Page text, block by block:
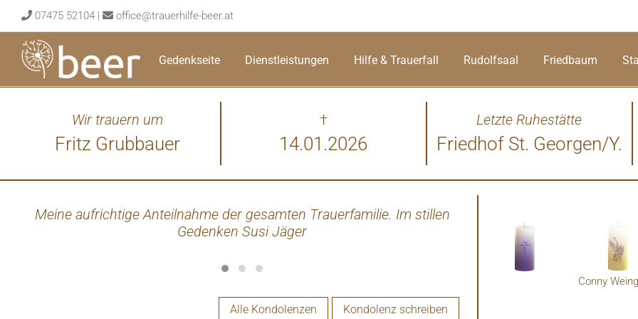
to
content
07475 52104 | office@trauerhilfe-beer.at
Gedenkseite Dienstleistungen Hilfe & Trauerfall Rudolfsaal Friedbaum
Wir trauern um
Fritz Grubbauer
†
14.01.2026
Letzte Ruhestätte
Friedhof St. Georgen/Y.
Meine aufrichtige Anteilnahme der gesamten Trauerfamilie. Im stillen
Gedenken Susi Jäger
hat er mir von ihrem Mann
Grim ist leider auch
nicht, haben aber
wünsche
Alle Kondolenzen Kondolenz schreiben